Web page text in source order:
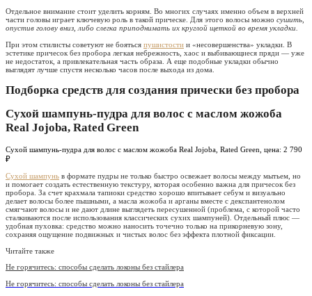
Отдельное внимание стоит уделить корням. Во многих случаях именно объем в верхней
части головы играет ключевую роль в такой прическе. Для этого волосы можно сушить,
опустив голову вниз, либо слегка приподнимать их круглой щеткой во время укладки.
При этом стилисты советуют не бояться пушистости и «несовершенства» укладки. В
эстетике причесок без пробора легкая небрежность, хаос и выбивающиеся пряди — уже
не недостаток, а привлекательная часть образа. А еще подобные укладки обычно
выглядят лучше спустя несколько часов после выхода из дома.
Подборка средств для создания прически без пробора
Сухой шампунь-пудра для волос с маслом жожоба
Real Jojoba, Rated Green
Сухой шампунь-пудра для волос с маслом жожоба Real Jojoba, Rated Green, цена: 2 790
₽
Сухой шампунь в формате пудры не только быстро освежает волосы между мытьем, но
и помогает создать естественную текстуру, которая особенно важна для причесок без
пробора. За счет крахмала тапиоки средство хорошо впитывает себум и визуально
делает волосы более пышными, а масла жожоба и арганы вместе с декспантенолом
смягчают волосы и не дают длине выглядеть пересушенной (проблема, с которой часто
сталкиваются после использования классических сухих шампуней). Отдельный плюс —
удобная пуховка: средство можно наносить точечно только на прикорневую зону,
сохраняя ощущение подвижных и чистых волос без эффекта плотной фиксации.
Читайте также
Не горячитесь: способы сделать локоны без стайлера
Не горячитесь: способы сделать локоны без стайлера